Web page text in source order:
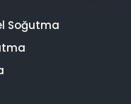
Soğutma